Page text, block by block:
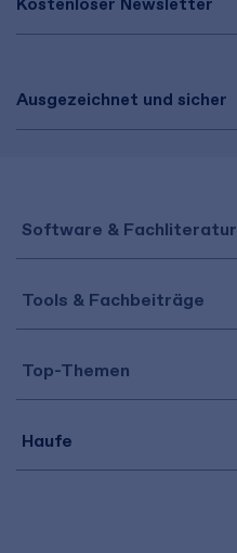
Ausgezeichnet und sicher
Software & Fachliteratur
Tools & Fachbeiträge
Top-Themen
Haufe